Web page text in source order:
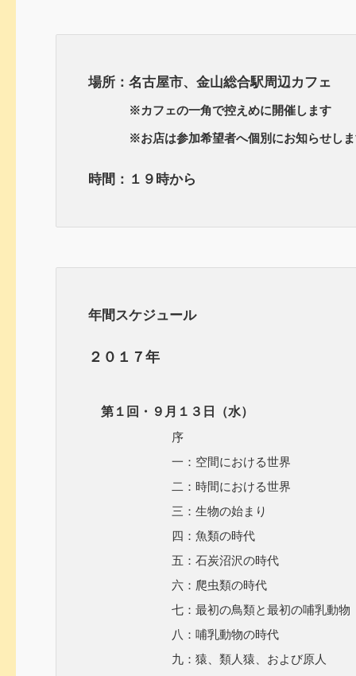
場所：名古屋市、金山総合駅周辺カフェ
※カフェの一角で控えめに開催します
※お店は参加希望者へ個別にお知らせし
時間：１９時から
年間スケジュール
２０１７年
第１回・９月１３日（水）
序
一：空間における世界
二：時間における世界
三：生物の始まり
四：魚類の時代
五：石炭沼沢の時代
六：爬虫類の時代
七：最初の鳥類と最初の哺乳動物
八：哺乳動物の時代
九：猿、類人猿、および原人